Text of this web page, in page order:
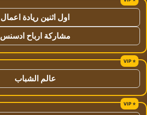
اول اثنين ريادة اعمال
مشاركة ارباح ادسنس
عالم الشباب